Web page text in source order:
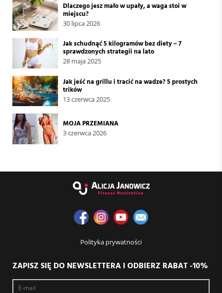
Dlaczego jesz mało w upały, a waga stoi w
miejscu?
30 lipca 2026
Jak schudnąć 5 kilogramów bez diety – 7
sprawdzonych strategii na lato
28 maja 2025
Jak jeść na grillu i tracić na wadze? 5 prostych
trików
13 czerwca 2025
MOJA PRZEMIANA
3 czerwca 2026
Polityka prywatności
ZAPISZ SIĘ DO NEWSLETTERA I ODBIERZ RABAT -10%